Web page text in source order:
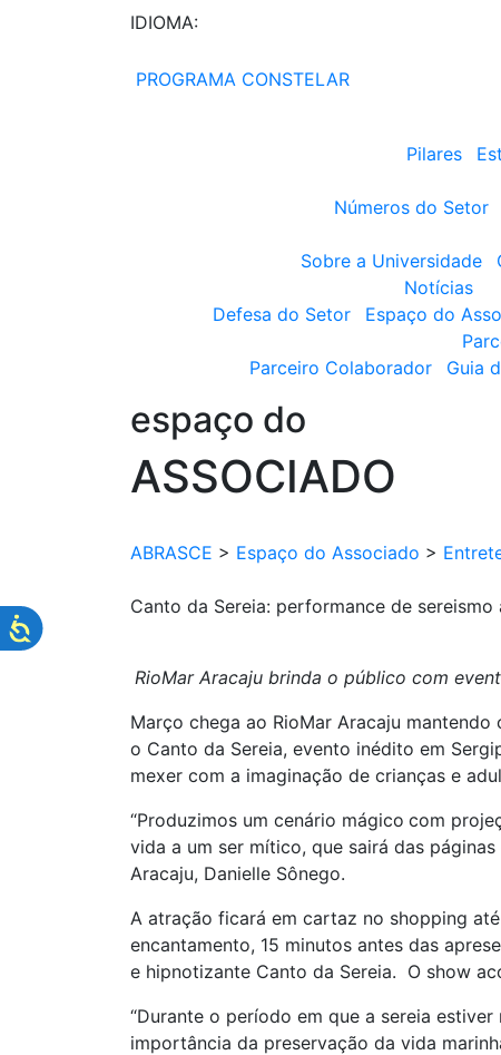
IDIOMA:
PROGRAMA CONSTELAR
Pilares
Números do Setor
Sobre a Universidade
Notícias
Defesa do Setor
Espaço do
Parceiro Colaborador
Guia
espaço do
ASSOCIADO
ABRASCE > Espaço do Associado >
Canto da Sereia: performance de
RioMar Aracaju brinda o público com
Março chega ao RioMar Aracaju
o Canto da Sereia, evento inédito em
mexer com a imaginação de crianças e
“Produzimos um cenário mágico com
vida a um ser mítico, que sairá das
Aracaju, Danielle Sônego.
A atração ficará em cartaz no shopping
encantamento, 15 minutos antes das
e hipnotizante Canto da Sereia. O show
“Durante o período em que a sereia
importância da preservação da vida